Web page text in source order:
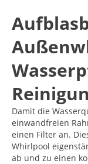
Damit die
einwandfreien
einen Filter an.
Whirlpool
ab und zu einen